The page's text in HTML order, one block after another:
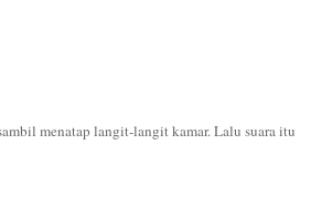
menatap langit-langit kamar. Lalu suara itu